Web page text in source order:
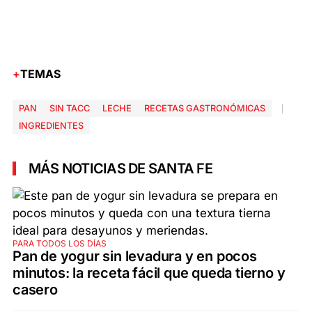
TEMAS
PAN SIN TACC LECHE
RECETAS GASTRONÓMICAS
INGREDIENTES
MÁS NOTICIAS DE SANTA FE
PARA TODOS LOS DÍAS
Pan de yogur sin levadura y en pocos
minutos: la receta fácil que queda tierno y
casero